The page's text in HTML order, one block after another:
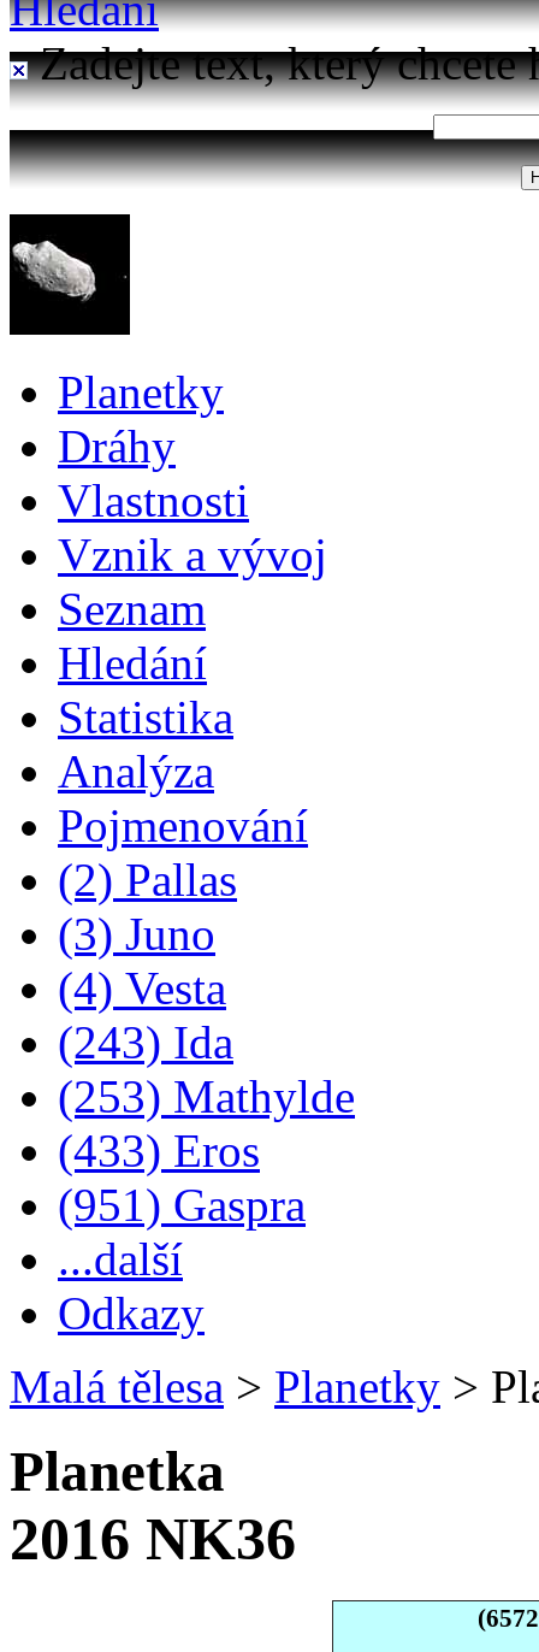
Zadejte text, který chcete
Planetky
Dráhy
Vlastnosti
Vznik a vývoj
Seznam
Hledání
Statistika
Analýza
Pojmenování
(2) Pallas
(3) Juno
(4) Vesta
(243) Ida
(253) Mathylde
(433) Eros
(951) Gaspra
...další
Odkazy
Malá tělesa > Planetky >
Planetka
2016 NK36